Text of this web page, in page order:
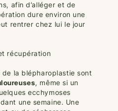
afin d’alléger et de
dure environ une
rentrer chez lui le jour
récupération
la blépharoplastie sont
, même si un
ecchymoses
une semaine. Une